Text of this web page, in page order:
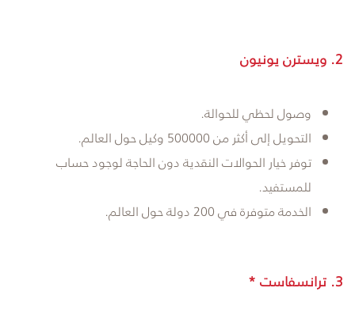
2. ويسترن يونيون
وصول لحظي للحوالة.
التحويل إلى أكثر من 500000 وكيل حول العالم.
توفر خيار الحوالات النقدية دون الحاجة لوجود حساب
للمستفيد.
الخدمة متوفرة في 200 دولة حول العالم.
3. ترانسفاست *